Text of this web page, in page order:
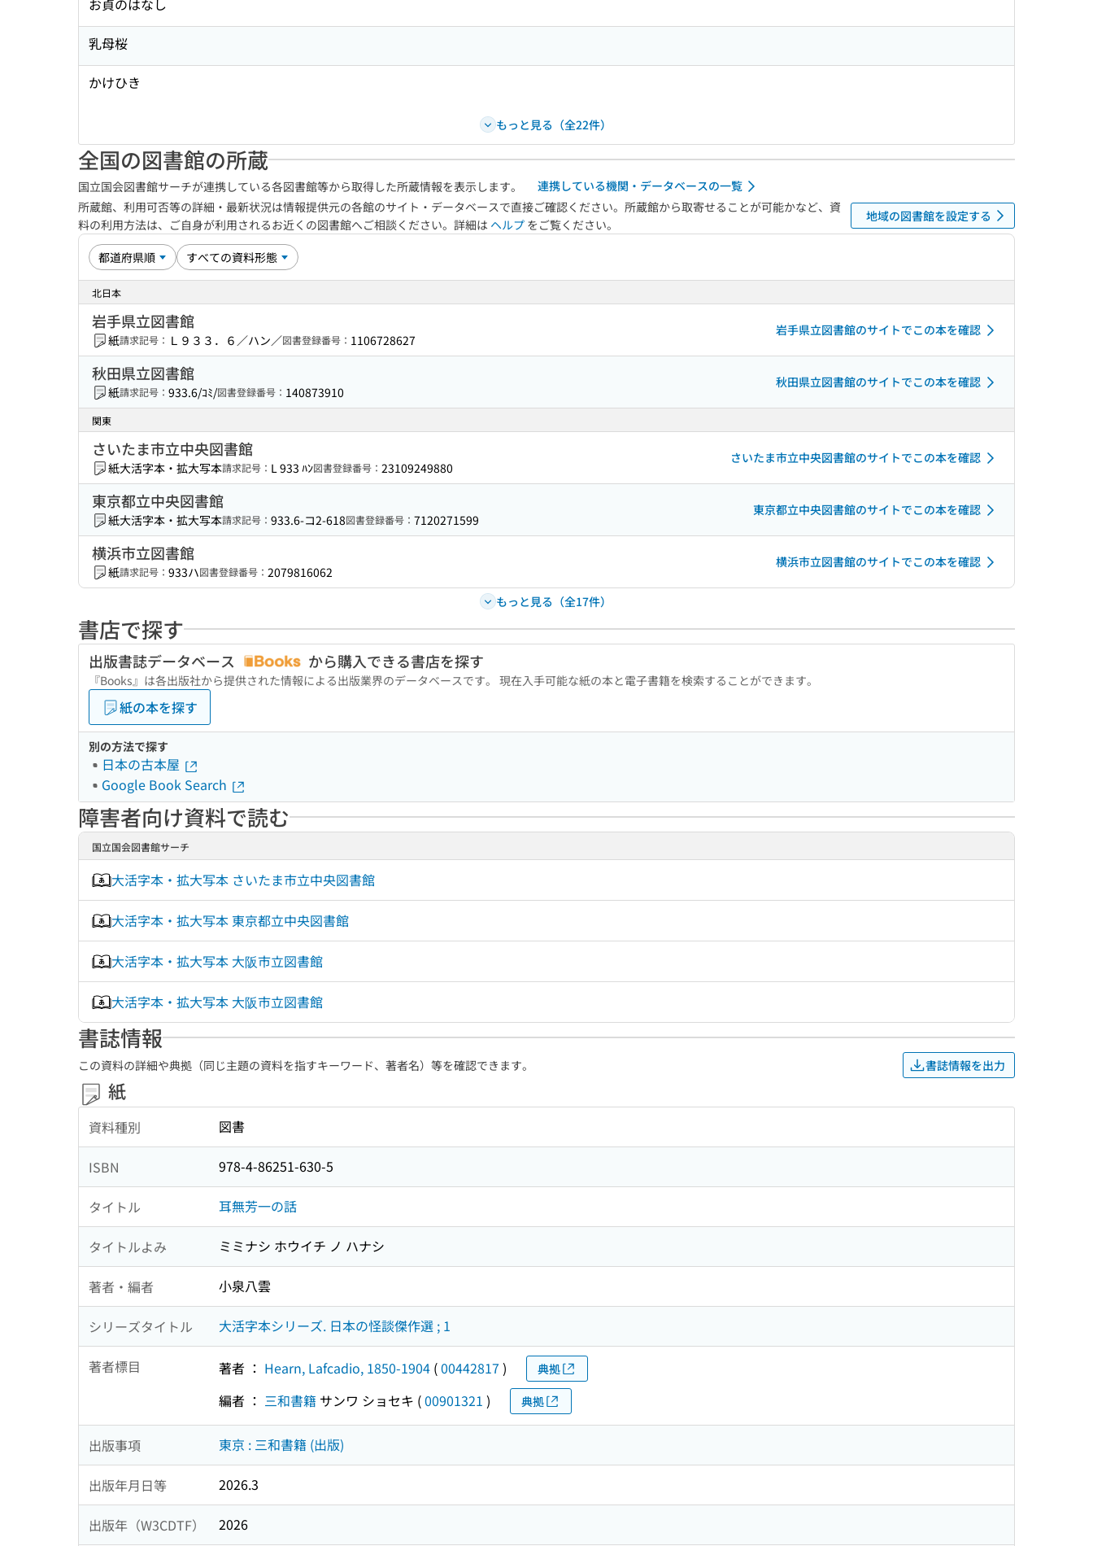
お貞のはなし
乳母桜
かけひき
もっと見る（全22件）
全国の図書館の所蔵
国立国会図書館サーチが連携している各図書館等から取得した所蔵情報を表示します。
連携している機関・データベースの一覧
所蔵館、利用可否等の詳細・最新状況は情報提供元の各館のサイト・データベースで直接ご確認ください。所蔵館から取寄せることが可能かなど、資
料の利用方法は、ご自身が利用されるお近くの図書館へご相談ください。詳細は ヘルプ をご覧ください。
地域の図書館を設定する
北日本
岩手県立図書館
紙請求記号： Ｌ９３３．６／ハン／図書登録番号： 1106728627
岩手県立図書館のサイトでこの本を確認
秋田県立図書館
紙請求記号： 933.6/ｺﾐ/図書登録番号： 140873910
秋田県立図書館のサイトでこの本を確認
関東
さいたま市立中央図書館
紙大活字本・拡大写本請求記号： L 933 ﾊﾝ図書登録番号： 23109249880
さいたま市立中央図書館のサイトでこの本を確認
東京都立中央図書館
紙大活字本・拡大写本請求記号： 933.6-コ2-618図書登録番号： 7120271599
東京都立中央図書館のサイトでこの本を確認
横浜市立図書館
紙請求記号： 933ハ図書登録番号： 2079816062
横浜市立図書館のサイトでこの本を確認
もっと見る（全17件）
書店で探す
出版書誌データベース から購入できる書店を探す
『Books』は各出版社から提供された情報による出版業界のデータベースです。 現在入手可能な紙の本と電子書籍を検索することができます。
紙の本を探す
別の方法で探す
日本の古本屋
Google Book Search
障害者向け資料で読む
国立国会図書館サーチ
大活字本・拡大写本 さいたま市立中央図書館
大活字本・拡大写本 東京都立中央図書館
大活字本・拡大写本 大阪市立図書館
大活字本・拡大写本 大阪市立図書館
書誌情報
この資料の詳細や典拠（同じ主題の資料を指すキーワード、著者名）等を確認できます。 書誌情報を出力
紙
資料種別 図書
ISBN 978-4-86251-630-5
タイトル 耳無芳一の話
タイトルよみ ミミナシ ホウイチ ノ ハナシ
著者・編者 小泉八雲
シリーズタイトル 大活字本シリーズ. 日本の怪談傑作選 ; 1
著者標目 著者 ： Hearn, Lafcadio, 1850-1904 (00442817 ) 典拠
編者 ： 三和書籍 サンワ ショセキ (00901321 ) 典拠
出版事項 東京 : 三和書籍 (出版)
出版年月日等 2026.3
出版年（W3CDTF） 2026